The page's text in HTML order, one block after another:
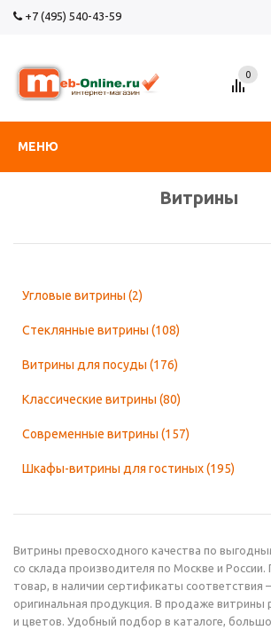
+7 (495) 540-43-59
МЕНЮ
0
Витрины
Угловые витрины (2)
Стеклянные витрины (108)
Витрины для посуды (176)
Классические витрины (80)
Современные витрины (157)
Шкафы-витрины для гостиных(195)
Витрины превосходного качества по
со склада производителя по Москве и России.
товар, в наличии сертификаты соответствия
оригинальная продукция. В продаже витрины
и цветов. Удобный подбор в каталоге,